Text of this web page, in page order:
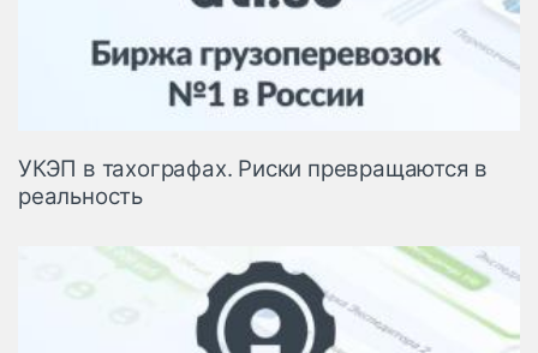
УКЭП в тахографах. Риски превращаются в
реальность